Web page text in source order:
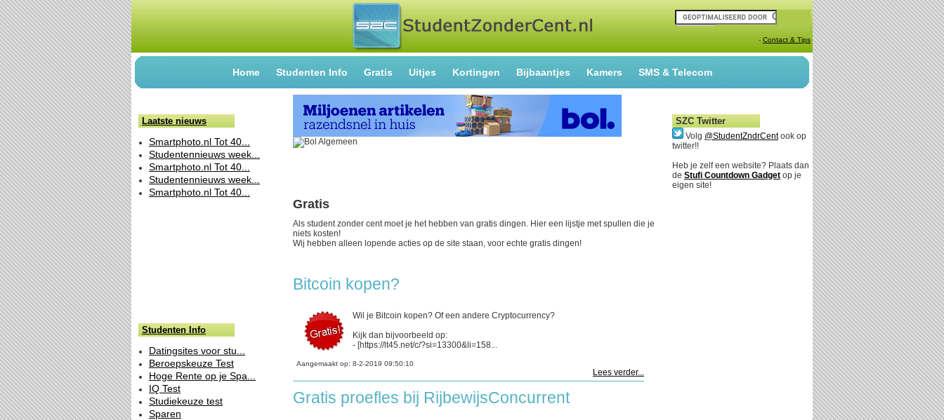
- Contact & Tips
Home Studenten Info Gratis Uitjes Kortingen Bijbaantjes Kamers SMS & Telecom
Laatste nieuws
Smartphoto.nl Tot 40...
Studentennieuws week...
Smartphoto.nl Tot 40...
Studentennieuws week...
Smartphoto.nl Tot 40...
Studenten Info
Datingsites voor stu...
Beroepskeuze Test
Hoge Rente op je Spa...
IQ Test
Studiekeuze test
Sparen
Gratis
Als student zonder cent moet je het hebben van gratis dingen. Hier een lijstje met spullen die je
niets kosten!
Wij hebben alleen lopende acties op de site staan, voor echte gratis dingen!
Bitcoin kopen?
Wil je Bitcoin kopen? Of een andere Cryptocurrency?
Kijk dan bijvoorbeeld op:
- [https://lt45.net/c/?si=13300&li=158...
Aangemaakt op: 8-2-2019 09:50:10
Lees verder...
Gratis proefles bij RijbewijsConcurrent
SZC Twitter
Volg @StudentZndrCentook op
twitter!!
Heb je zelf een website? Plaats dan
de Stufi Countdown Gadget op je
eigen site!